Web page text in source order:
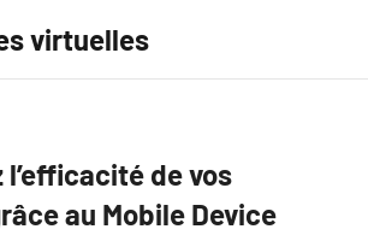
virtuelles
de vos
au Mobile Device